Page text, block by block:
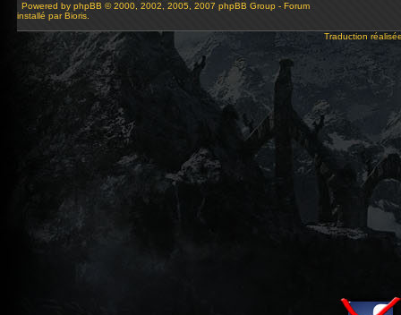
Powered by phpBB © 2000, 2002, 2005, 2007 phpBB Group - Forum
installé par Bioris.
Traduction